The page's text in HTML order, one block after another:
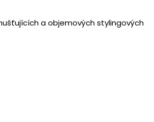
a objemových stylingových